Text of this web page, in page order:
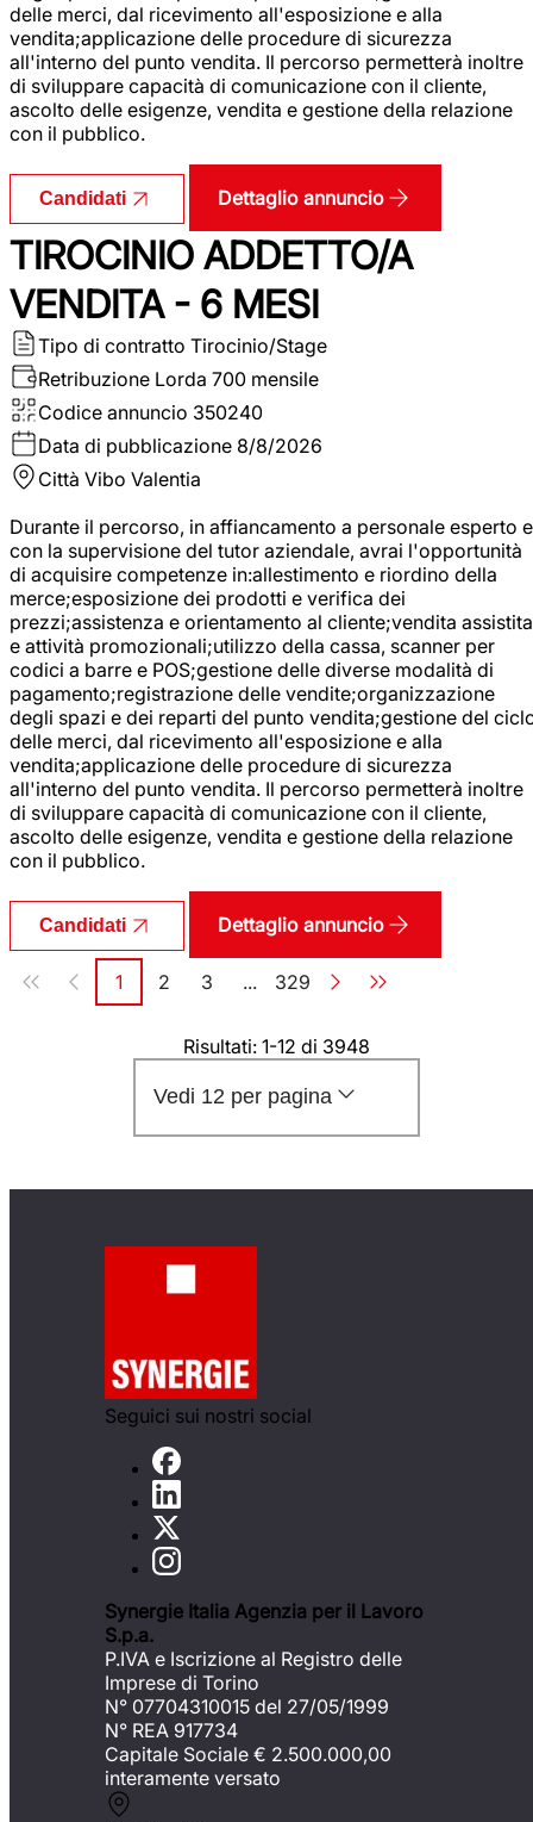
delle merci, dal ricevimento all'esposizione e alla
vendita;applicazione delle procedure di sicurezza
all'interno del punto vendita. Il percorso permetterà inoltre
di sviluppare capacità di comunicazione con il cliente,
ascolto delle esigenze, vendita e gestione della relazione
con il pubblico.
Candidati Dettaglio annuncio
TIROCINIO ADDETTO/A
VENDITA - 6 MESI
Tipo di contratto Tirocinio/Stage
Retribuzione Lorda 700 mensile
Codice annuncio 350240
Data di pubblicazione 8/8/2026
Città Vibo Valentia
Durante il percorso, in affiancamento a personale esperto e
con la supervisione del tutor aziendale, avrai l'opportunità
di acquisire competenze in:allestimento e riordino della
merce;esposizione dei prodotti e verifica dei
prezzi;assistenza e orientamento al cliente;vendita assistita
e attività promozionali;utilizzo della cassa, scanner per
codici a barre e POS;gestione delle diverse modalità di
pagamento;registrazione delle vendite;organizzazione
degli spazi e dei reparti del punto vendita;gestione del
delle merci, dal ricevimento all'esposizione e alla
vendita;applicazione delle procedure di sicurezza
all'interno del punto vendita. Il percorso permetterà inoltre
di sviluppare capacità di comunicazione con il cliente,
ascolto delle esigenze, vendita e gestione della relazione
con il pubblico.
Candidati Dettaglio annuncio
Paginazione
Pagina
1 Pagina
2 Pagina
3 ... Pagina
329
Risultati: 1-12 di 3948
Vedi 12 per pagina
Seguici sui nostri social
Synergie Italia Agenzia per il Lavoro
S.p.a.
P.IVA e Iscrizione al Registro delle
Imprese di Torino
N° 07704310015 del 27/05/1999
N° REA 917734
Capitale Sociale € 2.500.000,00
interamente versato